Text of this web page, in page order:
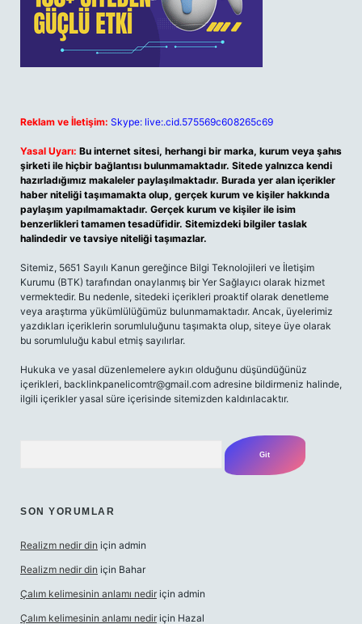
Reklam ve İletişim: Skype: live:.cid.575569c608265c69
Yasal Uyarı: Bu internet sitesi, herhangi bir marka, kurum veya şahıs
şirketi ile hiçbir bağlantısı bulunmamaktadır. Sitede yalnızca kendi
hazırladığımız makaleler paylaşılmaktadır. Burada yer alan içerikler
haber niteliği taşımamakta olup, gerçek kurum ve kişiler hakkında
paylaşım yapılmamaktadır. Gerçek kurum ve kişiler ile isim
benzerlikleri tamamen tesadüfidir. Sitemizdeki bilgiler taslak
halindedir ve tavsiye niteliği taşımazlar.
Sitemiz, 5651 Sayılı Kanun gereğince Bilgi Teknolojileri ve İletişim
Kurumu (BTK) tarafından onaylanmış bir Yer Sağlayıcı olarak hizmet
vermektedir. Bu nedenle, sitedeki içerikleri proaktif olarak denetleme
veya araştırma yükümlülüğümüz bulunmamaktadır. Ancak, üyelerimiz
yazdıkları içeriklerin sorumluluğunu taşımakta olup, siteye üye olarak
bu sorumluluğu kabul etmiş sayılırlar.
Hukuka ve yasal düzenlemelere aykırı olduğunu düşündüğünüz
içerikleri, backlinkpanelicomtr@gmail.com adresine bildirmeniz halinde,
ilgili içerikler yasal süre içerisinde sitemizden kaldırılacaktır.
SON YORUMLAR
Realizm nedir din için admin
Realizm nedir din için Bahar
Çalım kelimesinin anlamı nedir için admin
Çalım kelimesinin anlamı nedir için Hazal